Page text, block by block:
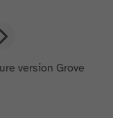
version Grove